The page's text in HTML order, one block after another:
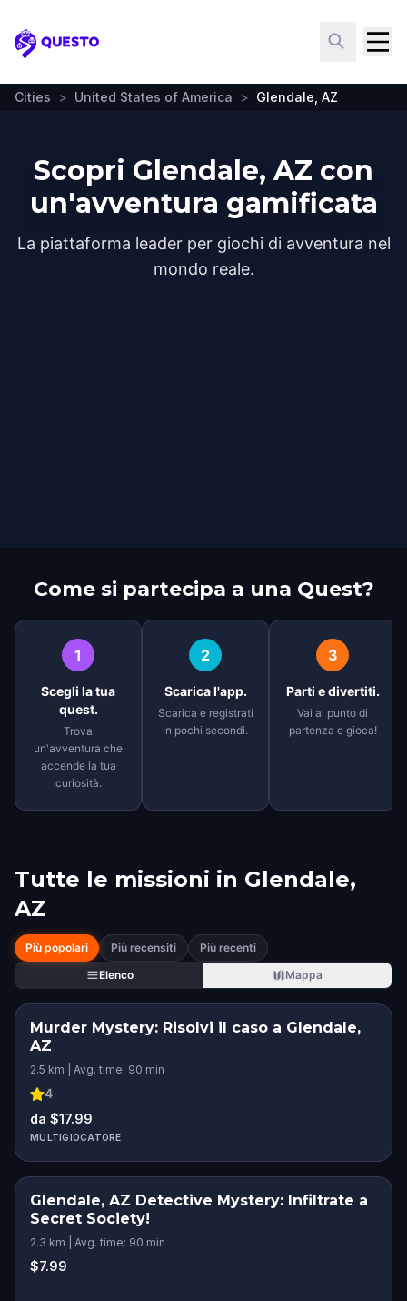
Questo
Cities > United States of America > Glendale, AZ
Scopri Glendale, AZ con
un'avventura gamificata
La piattaforma leader per giochi di avventura nel
mondo reale.
Come si partecipa a una Quest?
1
Scegli la tua
quest.
Trova
un'avventura che
accende la tua
curiosità.
2
Scarica l'app.
Scarica e registrati
in pochi secondi.
3
Parti e divertiti.
Vai al punto di
partenza e gioca!
Tutte le missioni in Glendale,
AZ
Più popolari Più recensiti
Più recenti
Elenco
Mappa
Murder Mystery: Risolvi il caso a Glendale,
AZ
2.5 km | Avg. time: 90 min
4
da $17.99
MULTIGIOCATORE
Glendale, AZ Detective Mystery: Infiltrate a
Secret Society!
2.3 km | Avg. time: 90 min
$7.99